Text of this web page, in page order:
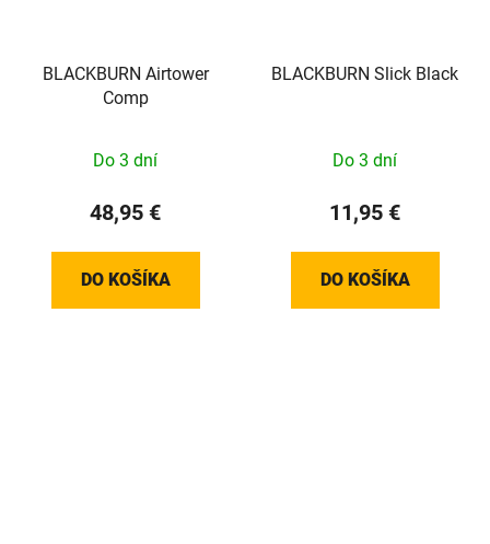
BLACKBURN Airtower
Comp
Do 3 dní
48,95 €
DO KOŠÍKA
BLACKBURN Slick Black
Do 3 dní
11,95 €
DO KOŠÍKA